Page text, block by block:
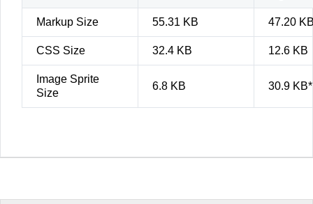
Markup Size 55.31 KB 47.20
CSS Size 32.4 KB 12.6 KB
Image Sprite
Size
6.8 KB 30.9 KB*